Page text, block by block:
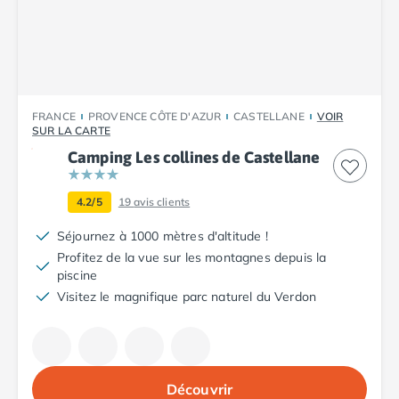
Camping Dinard
Camping Saint-Malo
Camping Morbihan
Camping Auray
Camping Carnac
Camping La Trinité sur Mer
Camping Locmariaquer
Camping Penestin
Camping Quiberon
Camping Ardennes
FRANCE PROVENCE CÔTE D'AZUR CASTELLANE
VOIR
SUR LA CARTE
Camping Les collines de Castellane
4.2/5 19avis clients
Séjournez à 1000 mètres d'altitude !
Profitez de la vue sur les montagnes depuis la
piscine
Visitez le magnifique parc naturel du Verdon
Découvrir